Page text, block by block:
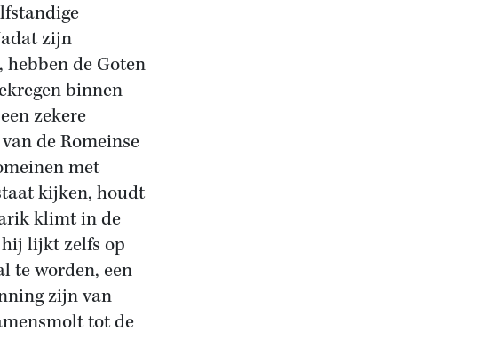
zijn
de Goten
binnen
zekere
de Romeinse
met
kijken, houdt
klimt in de
lijkt zelfs op
te worden, een
zijn van
tot de